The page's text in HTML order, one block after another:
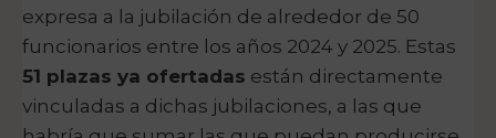
expresa a la jubilación de alrededor de 50
funcionarios entre los años 2024 y 2025. Estas
51 plazas ya ofertadas están directamente
vinculadas a dichas jubilaciones, a las que